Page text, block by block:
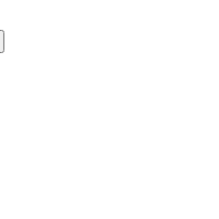
s Alzheimerovou Chorobou